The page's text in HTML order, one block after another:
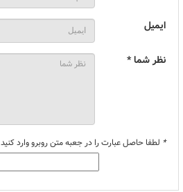
ایمیل
نظر شما *
* لطفا حاصل عبارت را در جعبه متن روبرو وارد کنید